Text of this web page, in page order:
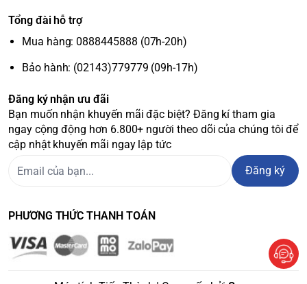
Tổng đài hỗ trợ
Mua hàng: 0888445888 (07h-20h)
Bảo hành: (02143)779779 (09h-17h)
Đăng ký nhận ưu đãi
Bạn muốn nhận khuyến mãi đặc biệt? Đăng kí tham gia
ngay cộng động hơn 6.800+ người theo dõi của chúng tôi để
cập nhật khuyến mãi ngay lập tức
Đăng ký
PHƯƠNG THỨC THANH TOÁN